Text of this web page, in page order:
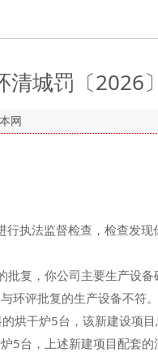
清城罚〔2026
本网
法监督检查，检查发现
复，你公司主要生产设备
环评批复的生产设备不符
烘干炉5台，该新建设项目
，上述新建项目配套的